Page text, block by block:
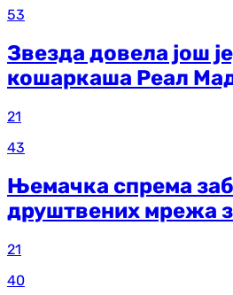
53
Звезда довела још
кошаркаша Реал
21
43
Њемачка спрема
друштвених мрежа
21
40